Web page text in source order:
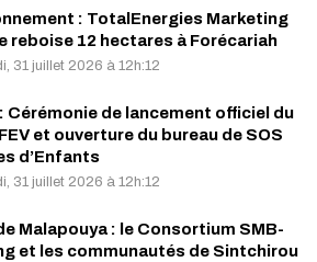
: TotalEnergies Marketing
reboise 12 hectares à Forécariah
31 juillet 2026 à 12h:12
Cérémonie de lancement officiel du
et ouverture du bureau de SOS
d’Enfants
31 juillet 2026 à 12h:12
Malapouya : le Consortium SMB-
et les communautés de Sintchirou